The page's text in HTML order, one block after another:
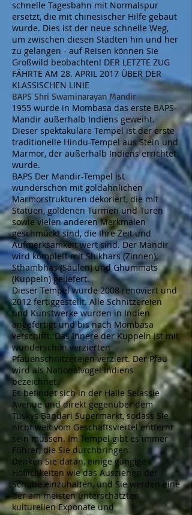
schnelle Tagesbahn mit Normalspur
ersetzt, die mit chinesischer Hilfe gebaut
wurde. Dies ist der neue schnelle Weg,
um zwischen diesen Städten hin und her
zu gelangen - auf Reisen können Sie
Großwild beobachten! DER LETZTE ZUG
FÄHRTE AM 28. APRIL 2017 ÜBER DER
KLASSISCHEN LINIE
BAPS Shri Swaminarayan Mandir
1955 wurde in Mombasa das erste BAPS-
Mandir außerhalb Indiens geweiht.
Dieser spektakuläre Tempel ist der erste
traditionelle Hindu-Tempel aus Stein und
Marmor, der außerhalb Indiens errichtet
wurde.
BAPS Der Mandir-Tempel ist
wunderschön mit goldähnlichen
Marmorstrukturen dekoriert, die mit
Statuen, goldenen Türmen und Türen
sowie vielen anderen Merkmalen
geschmückt sind, die Ihre Zeit und
Aufmerksamkeit wert sind. Der Mandir
wird komplett mit Shikhars (Zinnen),
Sthambhas (Säulen) und Ghummats
(Kuppeln) geliefert.
Dieser Tempel wurde 2008 renoviert und
2012 fertiggestellt. Alle Schnitzereien
und Kunstwerke wurden in Indien
angefertigt und bis nach Mombasa
verschifft. Das Innere der Kuppeln ist mit
wunderschön verzierten
Pfauenschnitzereien verziert. Der Pfau
wird als Nationalvogel Indiens
bezeichnet.
Es befindet sich in der Haile Selassie
Avenue und direkt gegenüber dem
Tuskys Bandari Supermarkt, sodass Sie
nicht weit vom Geschäftsviertel entfernt
sein müssen. Im Tempel gibt es immer
Führer, die Sie durchbringen.
Denken Sie daran, einige gängige
Höflichkeiten wie das Ausziehen der
Schuhe einzuhalten, und Sie werden eine
der am meisten unterschätzten
kulturellen Exponate und